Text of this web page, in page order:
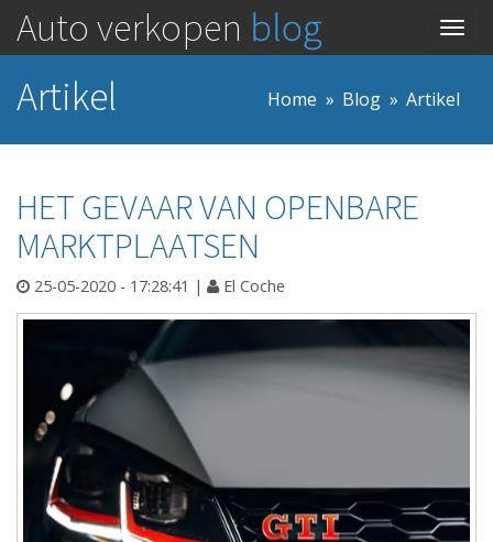
Auto verkopen blog
Artikel
Home Blog Artikel
HET GEVAAR VAN OPENBARE
MARKTPLAATSEN
25-05-2020 - 17:28:41 | El Coche